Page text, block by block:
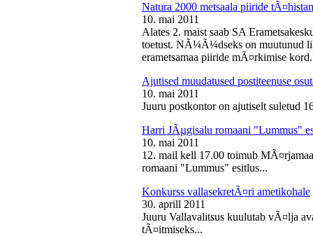
Natura 2000 metsaala piiride
10. mai 2011
Alates 2. maist saab SA
toetust. NÃ¼Ã¼dseks on muutunud
erametsamaa piiride mÃ¤rkimise
Ajutised muudatused postiteenuse
10. mai 2011
Juuru postkontor on ajutiselt suletud
Harri JÃµgisalu romaani "Lummus"
10. mai 2011
12. mail kell 17.00 toimub
romaani "Lummus" esitlus...
Konkurss vallasekretÃ¤ri ametikohale
30. aprill 2011
Juuru Vallavalitsus kuulutab vÃ¤lja
tÃ¤itmiseks...